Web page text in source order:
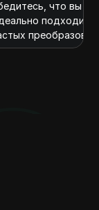
что вы
подходит